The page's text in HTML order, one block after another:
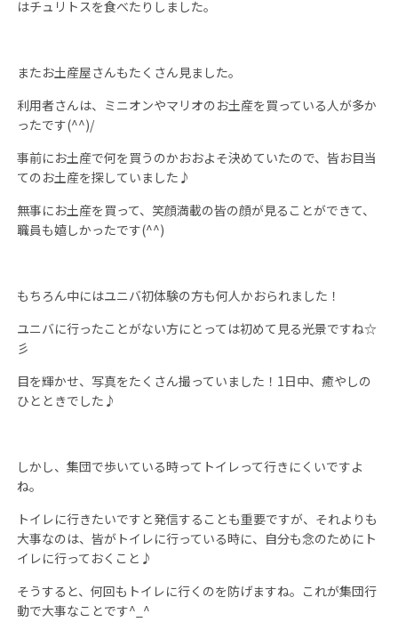
はチュリトスを食べたりしました。
またお土産屋さんもたくさん見ました。
利用者さんは、ミニオンやマリオのお土産を買っている人が多か
ったです(^^)/
事前にお土産で何を買うのかおおよそ決めていたので、皆お目当
てのお土産を探していました♪
無事にお土産を買って、笑顔満載の皆の顔が見ることができて、
職員も嬉しかったです(^^)
もちろん中にはユニバ初体験の方も何人かおられました！
ユニバに行ったことがない方にとっては初めて見る光景ですね☆
彡
目を輝かせ、写真をたくさん撮っていました！ 1日中、癒やしの
ひとときでした♪
しかし、集団で歩いている時ってトイレって行きにくいですよ
ね。
トイレに行きたいですと発信することも重要ですが、それよりも
大事なのは、皆がトイレに行っている時に、自分も念のためにト
イレに行っておくこと♪
そうすると、何回もトイレに行くのを防げますね。これが集団行
動で大事なことです^_^